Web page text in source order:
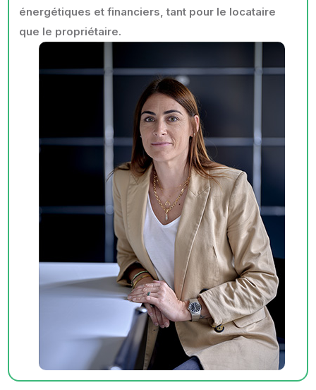
énergétiques et financiers, tant pour le locataire
que le propriétaire.